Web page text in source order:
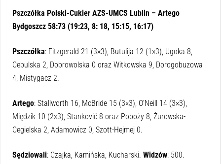
Pszczółka Polski-Cukier AZS-UMCS Lublin – Artego
Bydgoszcz 58:73 (19:23, 8: 18, 15:15, 16:17)
Pszczółka: Fitzgerald 21 (3×3), Butulija 12 (1×3), Ugoka 8,
Cebulska 2, Dobrowolska 0 oraz Witkowska 9, Dorogobuzowa
4, Mistygacz 2.
Artego: Stallworth 16, McBride 15 (3×3), O’Neill 14 (3×3),
Międzik 10 (2×3), Stanković 8 oraz Poboży 8, Żurowska-
Cegielska 2, Adamowicz 0, Szott-Hejmej 0.
Sędziowali: Czajka, Kamińska, Kucharski. Widzów: 500.